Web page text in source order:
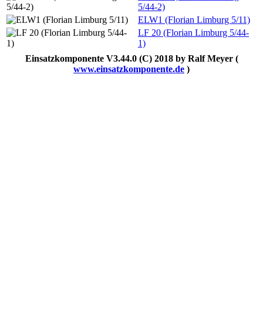
Einsatzkomponente V3.44.0 (C) 2018 by Ralf Meyer (
www.einsatzkomponente.de )
5/44-2)
ELW1 (Florian Limburg 5/11)
LF 20 (Florian Limburg 5/44-
1)